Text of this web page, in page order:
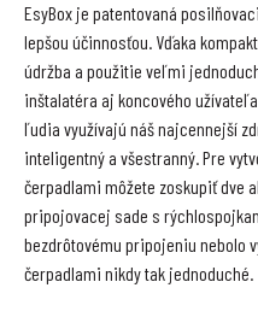
EsyBox je patentovaná
lepšou účinnosťou. Vďaka
údržba a použitie veľmi
inštalatéra aj koncového
ľudia využívajú náš najcennejší
inteligentný a všestranný. Pre
čerpadlami môžete zoskupiť dve
pripojovacej sade s
bezdrôtovému pripojeniu nebolo
čerpadlami nikdy tak jednoduché.